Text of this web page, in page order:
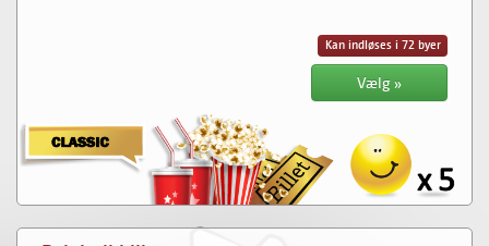
Kan indløses i 72 byer
Vælg »